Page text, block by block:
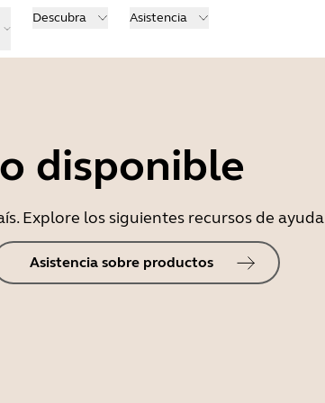
Descubra Asistencia
disponible
Explore los siguientes recursos de ayuda
Asistencia sobre productos